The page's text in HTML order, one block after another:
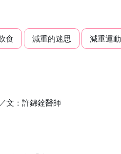
食 減重的迷思 減重運動
文：許錦銓醫師